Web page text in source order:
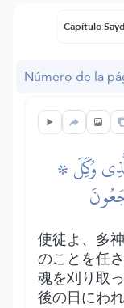
Capítulo
Número de la
۞ قُلۡ يَتَوَفَّىٰكُم مَّلَكُ ٱلۡمَوۡتِ ٱلَّذِي وُكِّلَ
使徒よ、多
のことを任
魂を刈り取
後の日にわ